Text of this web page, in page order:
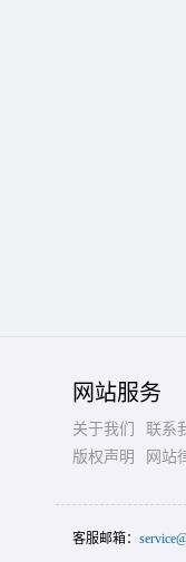
网站服务
关于我们 联系
版权声明
网站
客服邮箱：